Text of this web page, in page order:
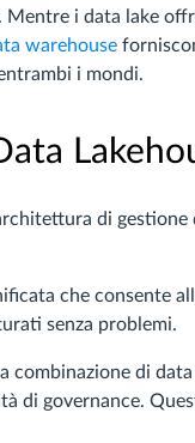
i data lake
warehouse
i mondi.
di
che consente
senza problemi.
combinazione di
di governance.